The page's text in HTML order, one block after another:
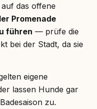
das offene
Promenade
führen — prüfe die
bei der Stadt, da sie
eigene
lassen Hunde gar
zu.